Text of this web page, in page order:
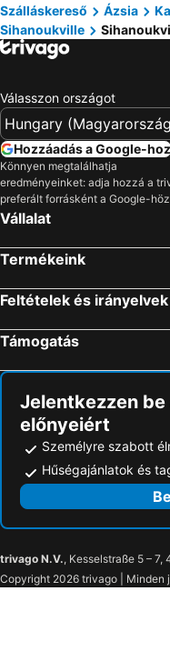
Szálláskereső Ázsia
Sihanoukville
Válasszon országot
Hozzáadás a Google-hoz
Könnyen megtalálhatja
eredményeinket: adja hozzá a
preferált forrásként a Google-
Vállalat
Termékeink
Feltételek és irányelvek
Támogatás
Jelentkezzen
előnyeiért
Személyre szabott
Hűségajánlatok és
trivago N.V., Kesselstraße 5 –
Copyright 2026 trivago | Minden